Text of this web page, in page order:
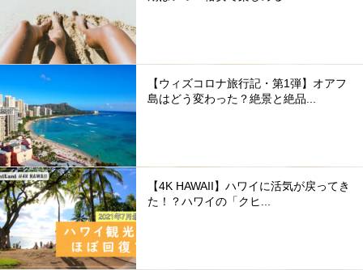
【ウィズコロナ旅行記・第1弾】オアフ
島はどう変わった？絶景と絶品...
【4K HAWAII】ハワイに活気が戻ってき
た！？ハワイの「クヒ...